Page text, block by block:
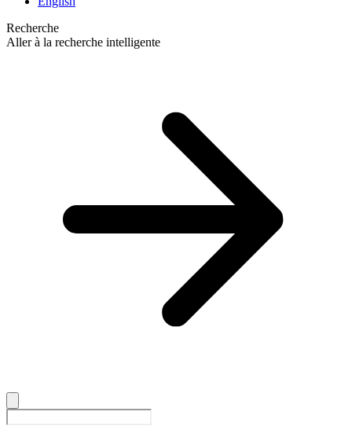
Recherche
Aller à la recherche intelligente